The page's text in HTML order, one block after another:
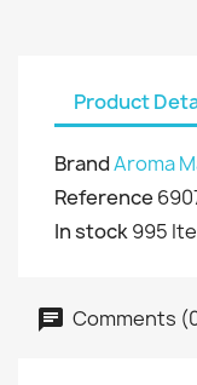
Product
BrandAroma
Reference
In stock995
Comments